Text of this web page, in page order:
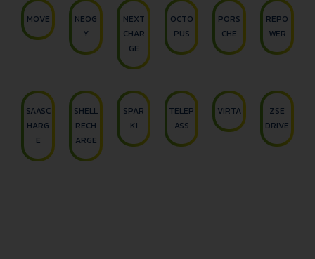
MOVE
NEOG
Y
NEXT
CHAR
GE
OCTO
PUS
PORS
CHE
REPO
WER
SAASC
HARG
E
SHELL
RECH
ARGE
SPAR
KI
TELEP
ASS
VIRTA
ZSE
DRIVE